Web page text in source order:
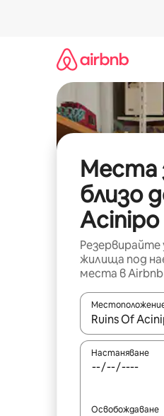
Места
близо
Acinipo
Резервирайте
жилища под
места в Airbnb
Когато
Настаняване
Освобождаване